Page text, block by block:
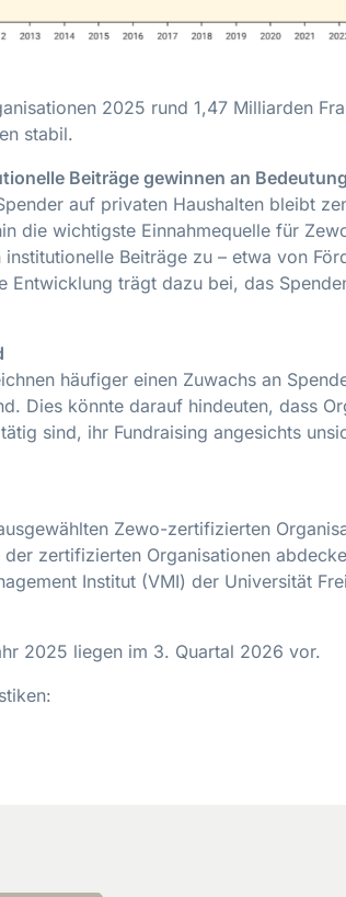
2025 rund 1,47 Milliarden
stabil.
Beiträge gewinnen an Bedeutung
auf privaten Haushalten bleibt
die wichtigste Einnahmequelle für
Beiträge zu – etwa von
Entwicklung trägt dazu bei, das
häufiger einen Zuwachs an
Dies könnte darauf hindeuten, dass
sind, ihr Fundraising angesichts
Zewo-zertifizierten
zertifizierten Organisationen
Institut (VMI) der Universität
2025 liegen im 3. Quartal 2026 vor.